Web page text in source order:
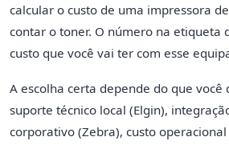
calcular o custo de uma impressora
contar o toner. O número na etiqueta
custo que você vai ter com esse
A escolha certa depende do que você
suporte técnico local (Elgin),
corporativo (Zebra), custo